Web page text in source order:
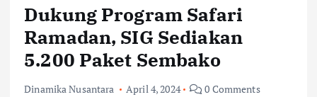
Dukung Program Safari
Ramadan, SIG Sediakan
5.200 Paket Sembako
Dinamika Nusantara April 4, 2024 0 Comments